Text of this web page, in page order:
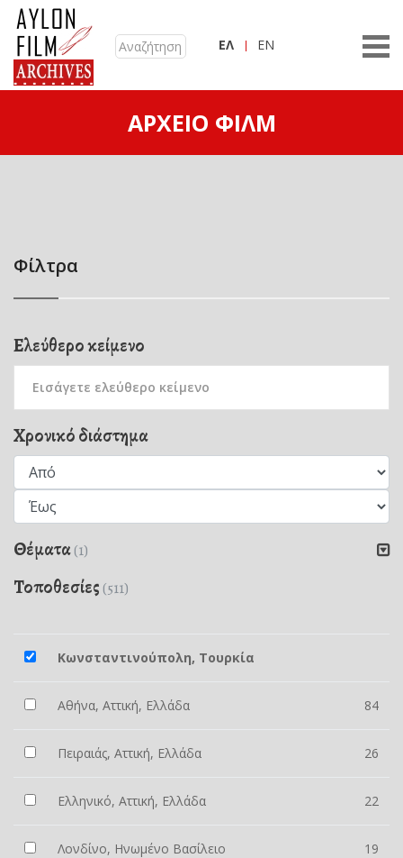
ΕΛ EN
ΑΡΧΕΊΟ ΦΙΛΜ
Φίλτρα
Ελεύθερο κείμενο
Χρονικό διάστημα
Θέματα(1)
Τοποθεσίες (511)
Κωνσταντινούπολη, Τουρκία
Αθήνα, Αττική, Ελλάδα 84
Πειραιάς, Αττική, Ελλάδα 26
Ελληνικό, Αττική, Ελλάδα 22
Λονδίνο, Ηνωμένο Βασίλειο 19